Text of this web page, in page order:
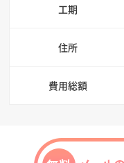
工期
住所
費用総額